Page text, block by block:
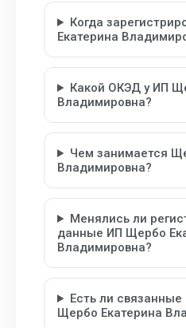
Когда
Екатерина
Какой ОКЭД у ИП
Владимировна?
Чем занимается
Владимировна?
Менялись ли
данные ИП Щербо
Владимировна?
Есть ли
Щербо Екатерина